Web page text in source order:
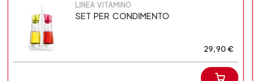
LINEA VITAMINO
SET PER CONDIMENTO
29,90 €